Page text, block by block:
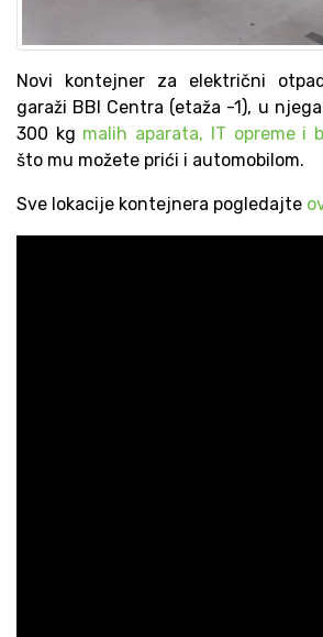
Novi kontejner za električni
garaži BBI Centra (etaža -1), u
300 kg malih aparata, IT opreme i
što mu možete prići i automobilom.
Sve lokacije kontejnera pogledajte